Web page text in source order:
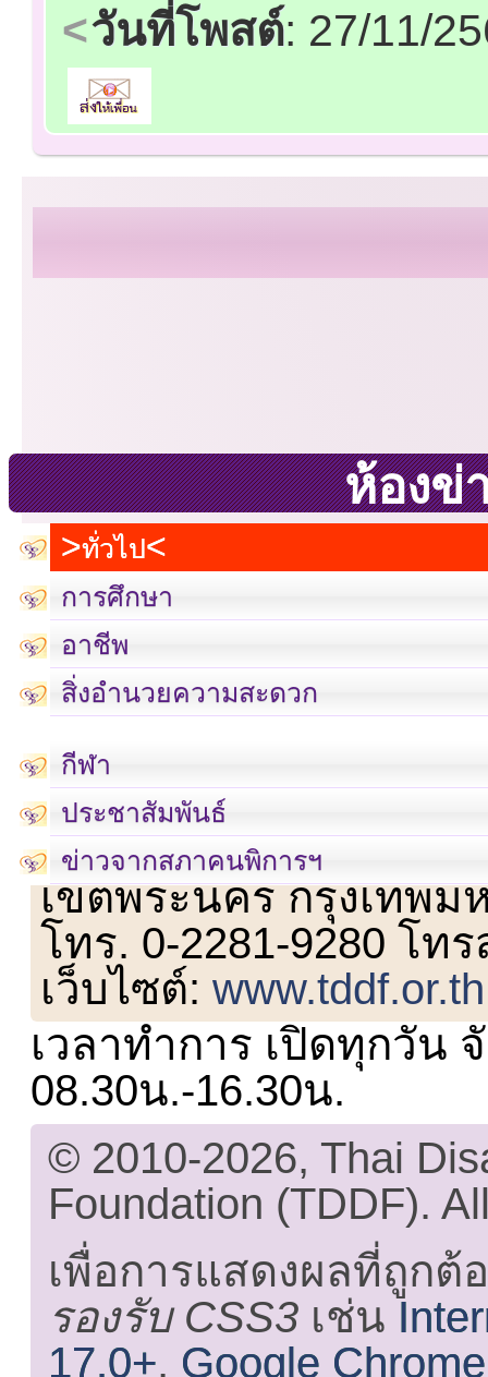
วันที่โพสต์: 27/11/
ห้องข่
ทั่วไป
การศึกษา
อาชีพ
สิ่งอำนวยความสะดวก
กีฬา
ประชาสัมพันธ์
ข่าวจากสภาคนพิการฯ
เลขที่ 23 ชั้น 2 ถนนวิ
เขตพระนคร กรุงเทพม
โทร. 0-2281-9280 โท
เว็บไซต์:www.tddf.or.th
เวลาทำการ เปิดทุกวัน
08.30น.-16.30น.
© 2010-2026, Thai
Foundation (TDDF).
เพื่อการแสดงผลที่ถูกต้
รองรับ CSS3 เช่น
17.0+, Google